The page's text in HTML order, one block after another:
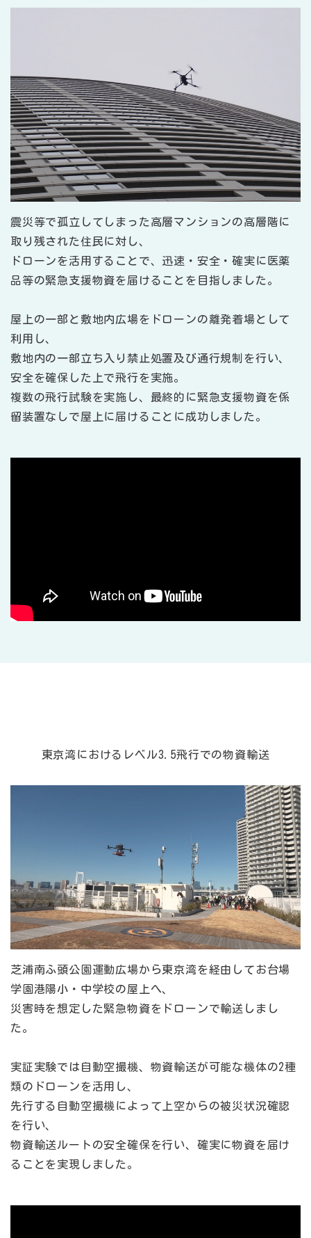
震災等で孤立してしまった高層マンションの高層階に
取り残された住民に対し、
ドローンを活用することで、迅速・安全・確実に医薬
品等の緊急支援物資を届けることを目指しました。
屋上の一部と敷地内広場をドローンの離発着場として
利用し、
敷地内の一部立ち入り禁止処置及び通行規制を行い、
安全を確保した上で飛行を実施。
複数の飛行試験を実施し、最終的に緊急支援物資を係
留装置なしで屋上に届けることに成功しました。
東京湾におけるレベル3.5飛行での物資輸送
芝浦南ふ頭公園運動広場から東京湾を経由してお台場
学園港陽小・中学校の屋上へ、
災害時を想定した緊急物資をドローンで輸送しまし
た。
実証実験では自動空撮機、物資輸送が可能な機体の2種
類のドローンを活用し、
先行する自動空撮機によって上空からの被災状況確認
を行い、
物資輸送ルートの安全確保を行い、確実に物資を届け
ることを実現しました。